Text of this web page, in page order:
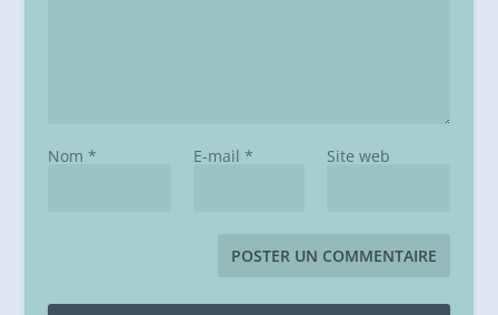
Nom * E-mail * Site web